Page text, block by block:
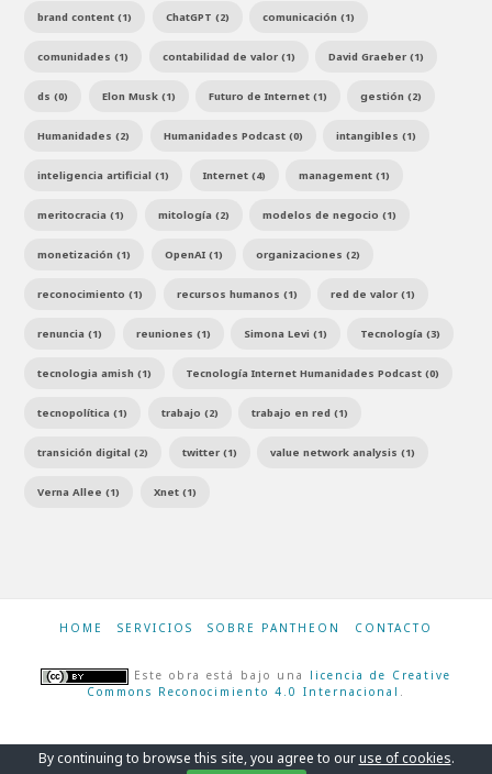
brand content (1) ChatGPT (2) comunicación (1)
comunidades (1) contabilidad de valor (1) David Graeber (1)
ds (0) Elon Musk (1) Futuro de Internet (1) gestión (2)
Humanidades (2) Humanidades Podcast (0) intangibles (1)
inteligencia artificial (1) Internet (4) management (1)
meritocracia (1) mitología (2) modelos de negocio (1)
monetización (1) OpenAI (1) organizaciones (2)
reconocimiento (1) recursos humanos (1) red de valor (1)
renuncia (1) reuniones (1) Simona Levi (1) Tecnología (3)
tecnologia amish (1) Tecnología Internet Humanidades Podcast (0)
tecnopolítica (1) trabajo (2) trabajo en red (1)
transición digital (2) twitter (1) value network analysis (1)
Verna Allee (1) Xnet (1)
HOME SERVICIOS SOBRE PANTHEON CONTACTO
Este obra está bajo una licencia de Creative
Commons Reconocimiento 4.0 Internacional .
By continuing to browse this site, you agree to ouruse of cookies.